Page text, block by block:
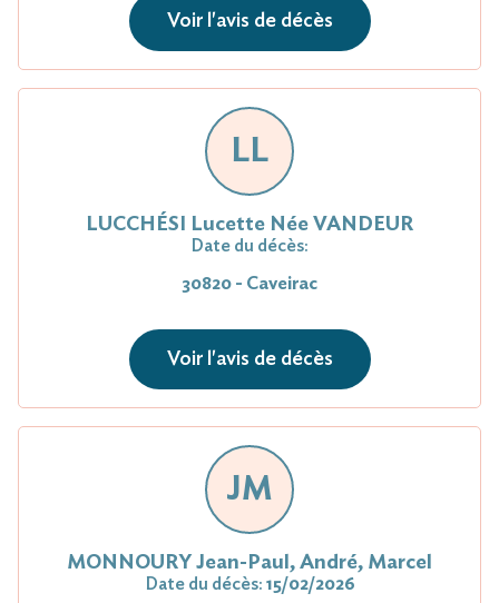
Voir l'avis de décès
LL
LUCCHÉSI Lucette Née VANDEUR
Date du décès:
30820 - Caveirac
Voir l'avis de décès
JM
MONNOURY Jean-Paul, André, Marcel
Date du décès: 15/02/2026